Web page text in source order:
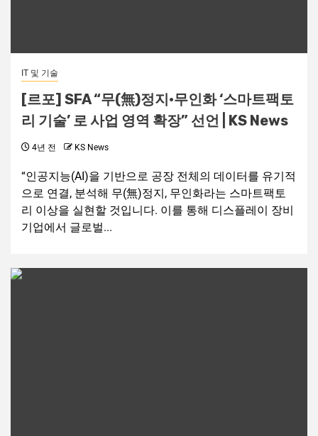
IT 및 기술
[르포] SFA “무(無)정지·무인화 ‘스마트팩토
리 기술’ 로 사업 영역 확장” 선언 | KS News
4년 전 KS News
“인공지능(AI)을 기반으로 공장 전체의 데이터를 유기적
으로 연결, 분석해 무(無)정지, 무인화라는 스마트팩토
리 이상을 실현할 것입니다. 이를 통해 디스플레이 장비
기업에서 글로벌...